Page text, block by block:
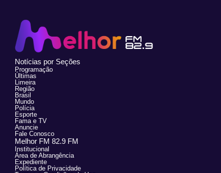
Notícias por Seções
Programação
Últimas
Limeira
Região
Brasil
Mundo
Polícia
Esporte
Fama e TV
Anuncie
Fale Conosco
Melhor FM 82.9 FM
Institucional
Área de Abrangência
Expediente
Política de Privacidade